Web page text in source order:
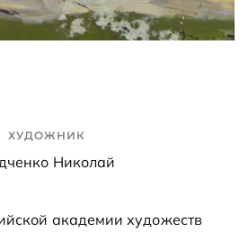
ХУДОЖНИК
Николай
академии художеств